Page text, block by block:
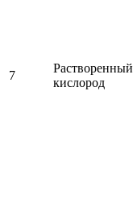
7
Растворенный
кислород